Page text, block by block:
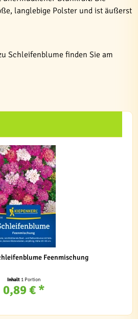
langlebige Polster und ist äußerst
Schleifenblume finden Sie am
Feenmischung
Inhalt 1 Portion
0,89 € *